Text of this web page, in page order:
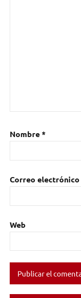
Nombre*
Correo electrónico
Web